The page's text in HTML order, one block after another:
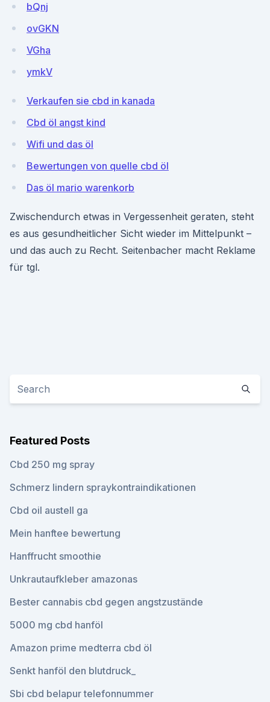
bQnj
ovGKN
VGha
ymkV
Verkaufen sie cbd in kanada
Cbd öl angst kind
Wifi und das öl
Bewertungen von quelle cbd öl
Das öl mario warenkorb
Zwischendurch etwas in Vergessenheit geraten, steht
es aus gesundheitlicher Sicht wieder im Mittelpunkt –
und das auch zu Recht. Seitenbacher macht Reklame
für tgl.
Featured Posts
Cbd 250 mg spray
Schmerz lindern spraykontraindikationen
Cbd oil austell ga
Mein hanftee bewertung
Hanffrucht smoothie
Unkrautaufkleber amazonas
Bester cannabis cbd gegen angstzustände
5000 mg cbd hanföl
Amazon prime medterra cbd öl
Senkt hanföl den blutdruck_
Sbi cbd belapur telefonnummer